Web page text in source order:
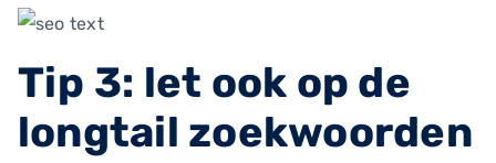
Tip 3: let ook op de
longtail zoekwoorden